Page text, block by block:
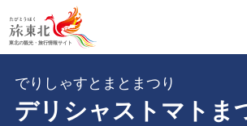
デリシャストマトま
でりしゃすとまとまつり